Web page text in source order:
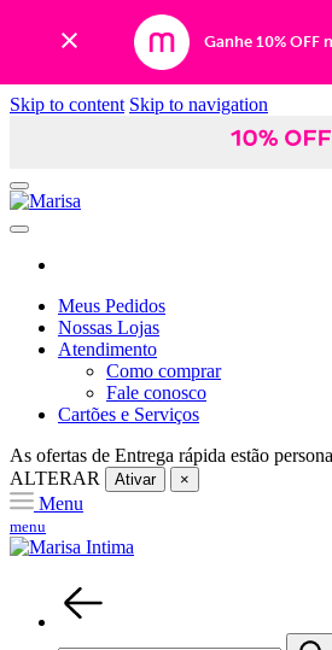
Ganhe 10% OFF
Skip to content Skip to navigation
Meus Pedidos
Nossas Lojas
Atendimento
Como comprar
Fale conosco
Cartões e Serviços
As ofertas de Entrega rápida estão
ALTERAR
Ativar ×
Menu
menu